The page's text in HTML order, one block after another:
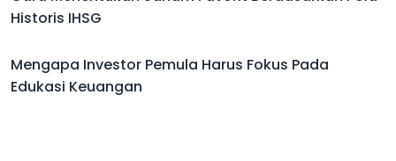
Historis IHSG
Mengapa Investor Pemula Harus Fokus Pada
Edukasi Keuangan